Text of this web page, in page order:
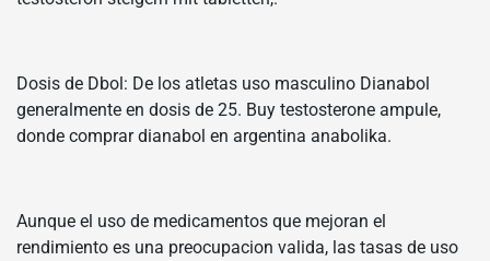
Dosis de Dbol: De los atletas uso masculino Dianabol
generalmente en dosis de 25. Buy testosterone ampule,
donde comprar dianabol en argentina anabolika.
Aunque el uso de medicamentos que mejoran el
rendimiento es una preocupacion valida, las tasas de uso